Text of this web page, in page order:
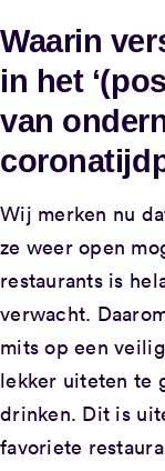
Waarin
in het
van
Wij merken nu
ze weer open
restaurants is
verwacht.
mits op een
lekker uiteten te
drinken. Dit is
favoriete